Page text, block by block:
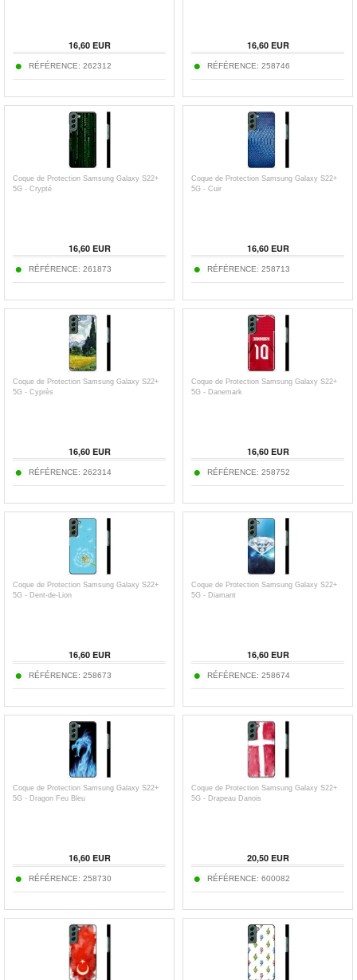
16,60 EUR
RÉFÉRENCE: 262312
16,60 EUR
RÉFÉRENCE: 258746
Coque de Protection Samsung Galaxy S22+
5G - Crypté
16,60 EUR
RÉFÉRENCE: 261873
Coque de Protection Samsung Galaxy S22+
5G - Cuir
16,60 EUR
RÉFÉRENCE: 258713
Coque de Protection Samsung Galaxy S22+
5G - Cyprès
16,60 EUR
RÉFÉRENCE: 262314
Coque de Protection Samsung Galaxy S22+
5G - Danemark
16,60 EUR
RÉFÉRENCE: 258752
Coque de Protection Samsung Galaxy S22+
5G - Dent-de-Lion
16,60 EUR
RÉFÉRENCE: 258673
Coque de Protection Samsung Galaxy S22+
5G - Diamant
16,60 EUR
RÉFÉRENCE: 258674
Coque de Protection Samsung Galaxy S22+
5G - Dragon Feu Bleu
16,60 EUR
RÉFÉRENCE: 258730
Coque de Protection Samsung Galaxy S22+
5G - Drapeau Danois
20,50 EUR
RÉFÉRENCE: 600082